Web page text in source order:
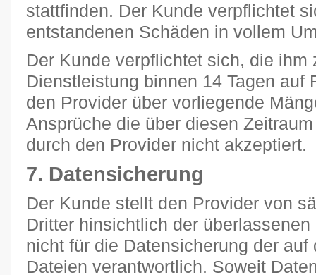
stattfinden. Der Kunde verpflichtet
entstandenen Schäden in vollem
Der Kunde verpflichtet sich, die ihm
Dienstleistung binnen 14 Tagen auf
den Provider über vorliegende
Ansprüche die über diesen
durch den Provider nicht akzeptiert.
7. Datensicherung
Der Kunde stellt den Provider von
Dritter hinsichtlich der
nicht für die Datensicherung der
Dateien verantwortlich. Soweit